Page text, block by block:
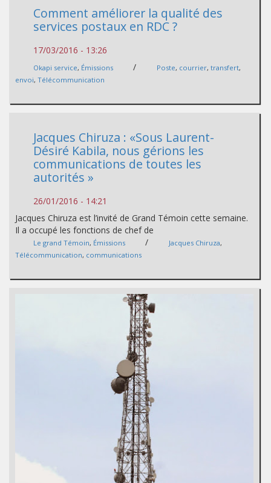
Comment améliorer la qualité des
services postaux en RDC ?
17/03/2016 - 13:26
Okapi service, Émissions / Poste, courrier, transfert,
envoi, Télécommunication
Jacques Chiruza : «Sous Laurent-
Désiré Kabila, nous gérions les
communications de toutes les
autorités »
26/01/2016 - 14:21
Jacques Chiruza est l’invité de Grand Témoin cette semaine.
Il a occupé les fonctions de chef de
Le grand Témoin, Émissions / Jacques Chiruza,
Télécommunication, communications